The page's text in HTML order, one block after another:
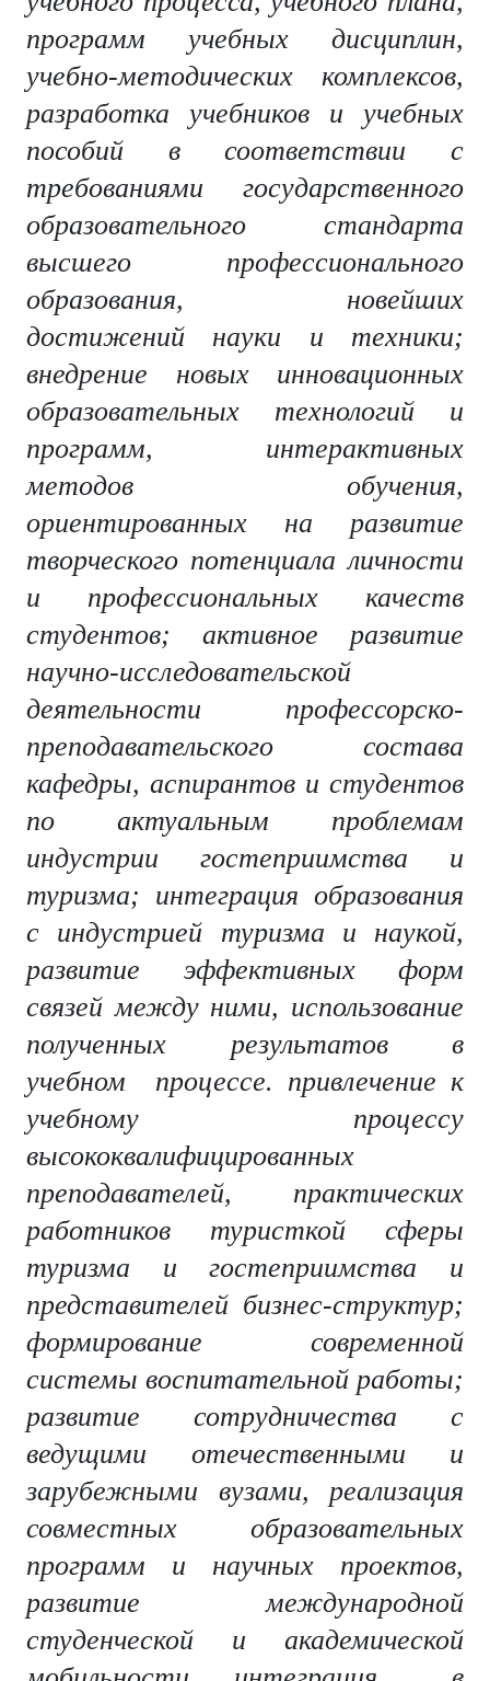
программ учебных дисциплин,
учебно-методических комплексов,
разработка учебников и учебных
пособий в соответствии с
требованиями государственного
образовательного стандарта
высшего профессионального
образования, новейших
достижений науки и техники;
внедрение новых инновационных
образовательных технологий и
программ, интерактивных
методов обучения,
ориентированных на развитие
творческого потенциала личности
и профессиональных качеств
студентов; активное развитие
научно-исследовательской
деятельности профессорско-
преподавательского состава
кафедры, аспирантов и студентов
по актуальным проблемам
индустрии гостеприимства и
туризма; интеграция образования
с индустрией туризма и наукой,
развитие эффективных форм
связей между ними, использование
полученных результатов в
учебном процессе. привлечение к
учебному процессу
высококвалифицированных
преподавателей, практических
работников туристкой сферы
туризма и гостеприимства и
представителей бизнес-структур;
формирование современной
системы воспитательной работы;
развитие сотрудничества с
ведущими отечественными и
зарубежными вузами, реализация
совместных образовательных
программ и научных проектов,
развитие международной
студенческой и академической